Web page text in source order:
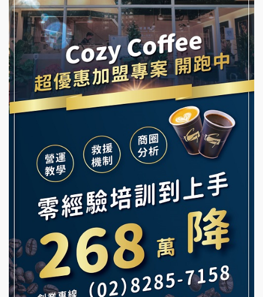
霏等茶加盟說明會
早安山丘加盟說明會
冰封仙果加盟說明會
Ramble Café 漫步藍咖啡加盟說明會
微風亭鐵板燒加盟說明會
鮮茶道加盟說明會
【曉妍美妝】誠徵行政櫃檯
自助洗衣店誠徵代洗收送人員(台中市)
MUSHEN徵SPA美容芳療師
日十。早午食加盟說明會
阿性情趣無人販售所加盟明會
龍涎居好湯加盟說明會
舒油頭加盟說明會
韓金量加盟說明會
Mr.Wish加盟說明會
白鬍泡泡 BOHO POPO加盟說明會
雞咕雞咕加盟說明會
TEA TOP加盟說明會
珍好味臭臭鍋加盟說明會